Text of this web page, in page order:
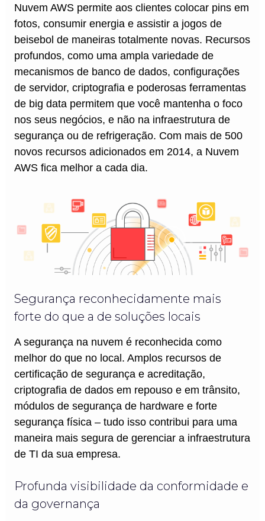
Nuvem AWS permite aos clientes colocar pins em
fotos, consumir energia e assistir a jogos de
beisebol de maneiras totalmente novas. Recursos
profundos, como uma ampla variedade de
mecanismos de banco de dados, configurações
de servidor, criptografia e poderosas ferramentas
de big data permitem que você mantenha o foco
nos seus negócios, e não na infraestrutura de
segurança ou de refrigeração. Com mais de 500
novos recursos adicionados em 2014, a Nuvem
AWS fica melhor a cada dia.
Segurança reconhecidamente mais
forte do que a de soluções locais
A segurança na nuvem é reconhecida como
melhor do que no local. Amplos recursos de
certificação de segurança e acreditação,
criptografia de dados em repouso e em trânsito,
módulos de segurança de hardware e forte
segurança física – tudo isso contribui para uma
maneira mais segura de gerenciar a infraestrutura
de TI da sua empresa.
Profunda visibilidade da conformidade e
da governança